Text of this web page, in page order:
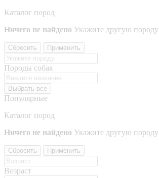
Каталог пород
Ничего не найдено Укажите другую породу
Сбросить Применить
Породы собак
Выбрать все
Популярные
Каталог пород
Ничего не найдено Укажите другую породу
Сбросить Применить
Возраст